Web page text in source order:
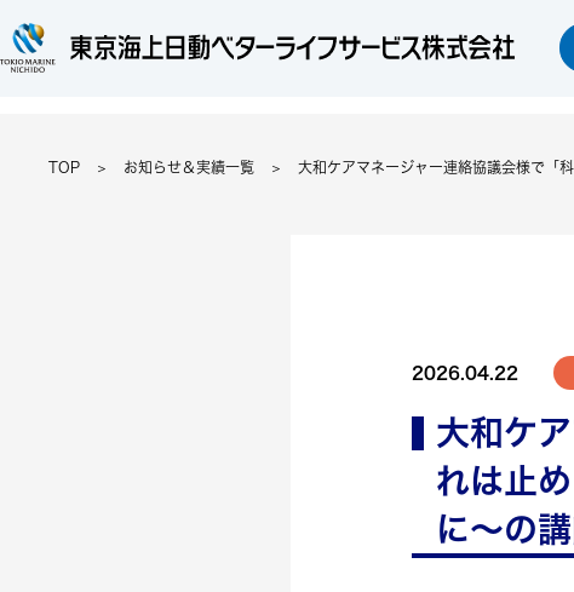
TOP お知らせ＆実績一覧 大和ケアマネージャー連絡協議会様で「
2026.04.22
大和ケ
れは止
に～の